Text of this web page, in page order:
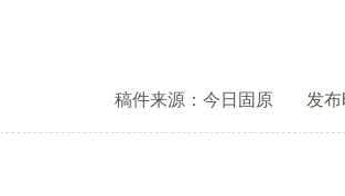
稿件来源：今日固原 发布